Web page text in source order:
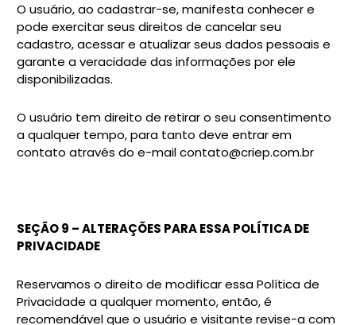
O usuário, ao cadastrar-se, manifesta conhecer e
pode exercitar seus direitos de cancelar seu
cadastro, acessar e atualizar seus dados pessoais e
garante a veracidade das informações por ele
disponibilizadas.
O usuário tem direito de retirar o seu consentimento
a qualquer tempo, para tanto deve entrar em
contato através do e-mail contato@criep.com.br
SEÇÃO 9 – ALTERAÇÕES PARA ESSA POLÍTICA DE
PRIVACIDADE
Reservamos o direito de modificar essa Política de
Privacidade a qualquer momento, então, é
recomendável que o usuário e visitante revise-a com